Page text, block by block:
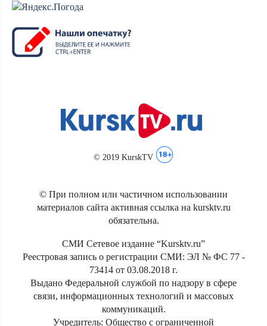
© 2019 KurskTV
© При полном или частичном использовании
материалов сайта активная ссылка на kursktv.ru
обязательна.
СМИ Сетевое издание “Kursktv.ru”
Реестровая запись о регистрации СМИ: ЭЛ № ФС 77 -
73414 от 03.08.2018 г.
Выдано Федеральной службой по надзору в сфере
связи, информационных технологий и массовых
коммуникаций.
Учредитель: Общество с ограниченной